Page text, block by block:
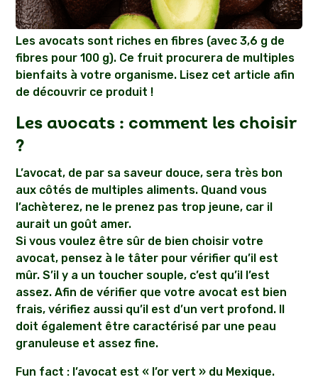
Les avocats sont riches en fibres (avec 3,6 g de
fibres pour 100 g). Ce fruit procurera de multiples
bienfaits à votre organisme. Lisez cet article afin
de découvrir ce produit !
Les avocats : comment les choisir
?
L’avocat, de par sa saveur douce, sera très bon
aux côtés de multiples aliments. Quand vous
l’achèterez, ne le prenez pas trop jeune, car il
aurait un goût amer.
Si vous voulez être sûr de bien choisir votre
avocat, pensez à le tâter pour vérifier qu’il est
mûr. S’il y a un toucher souple, c’est qu’il l’est
assez. Afin de vérifier que votre avocat est bien
frais, vérifiez aussi qu’il est d’un vert profond. Il
doit également être caractérisé par une peau
granuleuse et assez fine.
Fun fact : l’avocat est « l’or vert » du Mexique.